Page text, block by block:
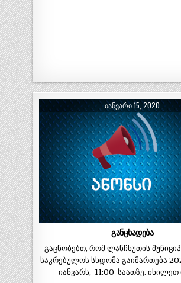
ᲘᲐᲜᲕᲐᲠᲘ 15, 2020
განცხადება
გაცნობებთ, რომ ლანჩხუთის
საკრებულოს სხდომა გაიმართება
იანვარს, 11:00 საათზე.